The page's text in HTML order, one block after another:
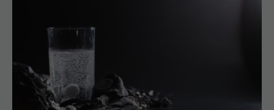
Băutura populară care provoacă cancer după un